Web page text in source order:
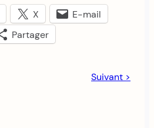
X
E-mail
Partager
Suivant >